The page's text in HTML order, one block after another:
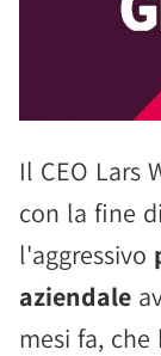
Il CEO Lars
con la fine
l'aggressivo
aziendale
mesi fa,